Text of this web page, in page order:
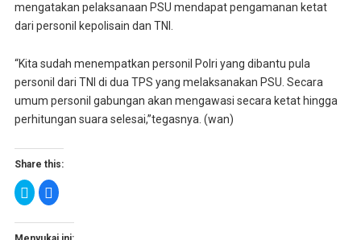
mengatakan pelaksanaan PSU mendapat pengamanan ketat
dari personil kepolisain dan TNI.
“Kita sudah menempatkan personil Polri yang dibantu pula
personil dari TNI di dua TPS yang melaksanakan PSU. Secara
umum personil gabungan akan mengawasi secara ketat hingga
perhitungan suara selesai,”tegasnya. (wan)
Share this:
K
l
i
K
l
i